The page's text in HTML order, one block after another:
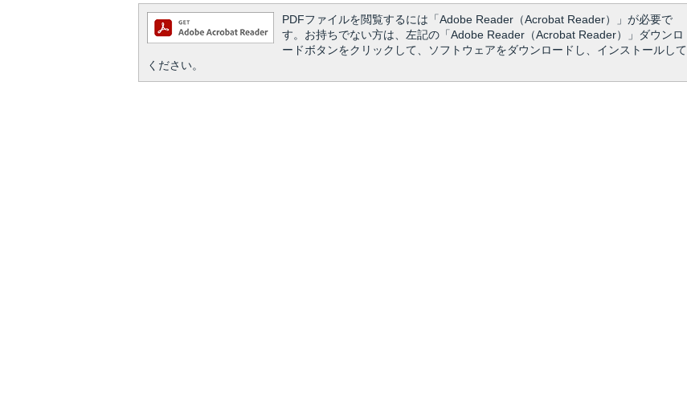
PDFファイルを閲覧するには「Adobe Reader（Acrobat Reader）」が必要で
す。お持ちでない方は、左記の「Adobe Reader（Acrobat Reader）」ダウンロ
ードボタンをクリックして、ソフトウェアをダウンロードし、インストールして
ください。